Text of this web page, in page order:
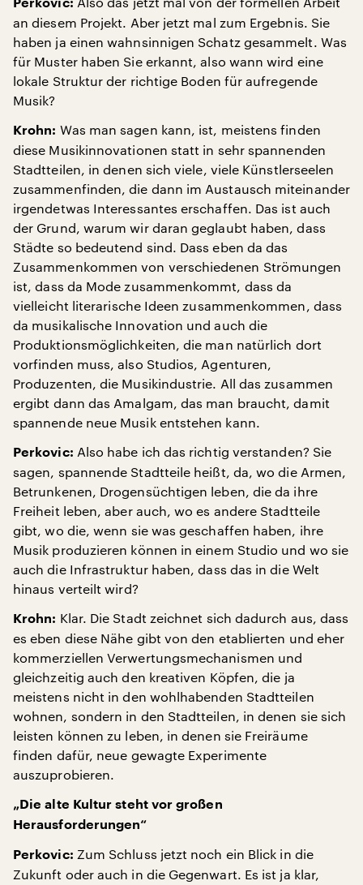
Perkovic:
an diesem Projekt. Aber jetzt mal zum Ergebnis. Sie
haben ja einen wahnsinnigen Schatz gesammelt. Was
für Muster haben Sie erkannt, also wann wird eine
lokale Struktur der richtige Boden für aufregende
Musik?
Krohn: Was man sagen kann, ist, meistens finden
diese Musikinnovationen statt in sehr spannenden
Stadtteilen, in denen sich viele, viele Künstlerseelen
zusammenfinden, die dann im Austausch miteinander
irgendetwas Interessantes erschaffen. Das ist auch
der Grund, warum wir daran geglaubt haben, dass
Städte so bedeutend sind. Dass eben da das
Zusammenkommen von verschiedenen Strömungen
ist, dass da Mode zusammenkommt, dass da
vielleicht literarische Ideen zusammenkommen, dass
da musikalische Innovation und auch die
Produktionsmöglichkeiten, die man natürlich dort
vorfinden muss, also Studios, Agenturen,
Produzenten, die Musikindustrie. All das zusammen
ergibt dann das Amalgam, das man braucht, damit
spannende neue Musik entstehen kann.
Perkovic: Also habe ich das richtig verstanden? Sie
sagen, spannende Stadtteile heißt, da, wo die Armen,
Betrunkenen, Drogensüchtigen leben, die da ihre
Freiheit leben, aber auch, wo es andere Stadtteile
gibt, wo die, wenn sie was geschaffen haben, ihre
Musik produzieren können in einem Studio und wo sie
auch die Infrastruktur haben, dass das in die Welt
hinaus verteilt wird?
Krohn: Klar. Die Stadt zeichnet sich dadurch aus, dass
es eben diese Nähe gibt von den etablierten und eher
kommerziellen Verwertungsmechanismen und
gleichzeitig auch den kreativen Köpfen, die ja
meistens nicht in den wohlhabenden Stadtteilen
wohnen, sondern in den Stadtteilen, in denen sie sich
leisten können zu leben, in denen sie Freiräume
finden dafür, neue gewagte Experimente
auszuprobieren.
„Die alte Kultur steht vor großen
Herausforderungen“
Perkovic: Zum Schluss jetzt noch ein Blick in die
Zukunft oder auch in die Gegenwart. Es ist ja klar,